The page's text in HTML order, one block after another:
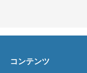
コンテンツ